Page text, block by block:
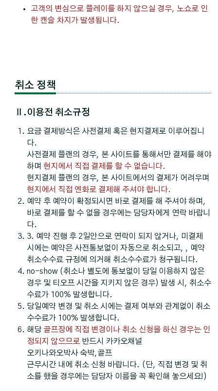
고객의 변심으로 플레이를 하지 않으실 경우, 노쇼로 인
한 캔슬 차지가 발생됩니다.
취소 정책
Ⅱ.이용전 취소규정
요금 결제방식은 사전결제 혹은 현지결제로 이루어집니
다.
사전결제 플랜의 경우, 본 사이트를 통해서만 결제를 해야
하며 현지에서 직접 결제를 할 수 없습니다.
현지결제 플랜의 경우, 본 사이트에서의 결제가 어려우며
현지에서 직접 엔화로 결제해 주셔야 합니다.
예약 후 예약이 확정되시면 바로 결제를 해 주셔야 하며,
바로 결제를 할 수 없을 경우에는 담당자에게 연락 바랍니
다.
3. 예약 진행 후 2일안으로 연락이 되지 않거나, 미결제
시에는 예약은 사전통보없이 자동으로 취소되고, , 예약
취소수수료 규정에 의거해 취소수수료가 청구됩니다.
no-show (취소나 별도에 통보없이 당일 이용하지 않은
경우 및 티오프 시간을 지키지 않은 경우) 발생 시, 취소수
수료가 100% 발생합니다.
당일예약 변경 및 취소 시에는 결제 여부와 관계없이 취소
수수료가 100% 발생합니다.
해당 골프장에 직접 변경이나 취소 신청을 하신 경우는 인
정되지 않으므로 반드시 카카오채널
오키나와오박사 숙박,골프
근무시간 내에 취소 신청 바랍니다. (단, 직접 변경 및 취
소를 했을 경우에는 담당자 이름을 꼭 확인해 놓으세요!)